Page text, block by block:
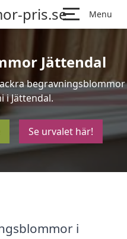
pris.se Menu
Jättendal
begravningsblommor
i Jättendal.
Se urvalet här!
i